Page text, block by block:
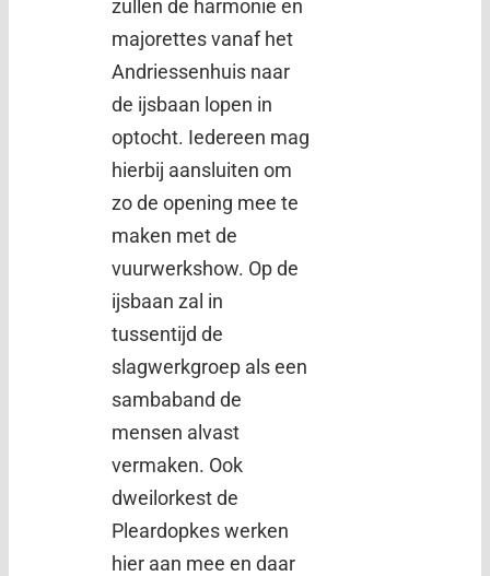
zullen de harmonie en
majorettes vanaf het
Andriessenhuis naar
de ijsbaan lopen in
optocht. Iedereen mag
hierbij aansluiten om
zo de opening mee te
maken met de
vuurwerkshow. Op de
ijsbaan zal in
tussentijd de
slagwerkgroep als een
sambaband de
mensen alvast
vermaken. Ook
dweilorkest de
Pleardopkes werken
hier aan mee en daar